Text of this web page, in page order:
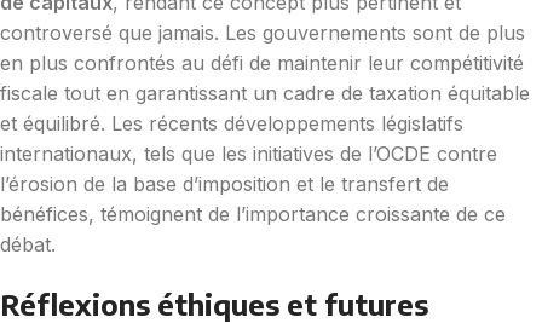
controversé que jamais. Les gouvernements sont de plus
en plus confrontés au défi de maintenir leur compétitivité
fiscale tout en garantissant un cadre de taxation équitable
et équilibré. Les récents développements législatifs
internationaux, tels que les initiatives de l’OCDE contre
l’érosion de la base d’imposition et le transfert de
bénéfices, témoignent de l’importance croissante de ce
débat.
Réflexions éthiques et futures